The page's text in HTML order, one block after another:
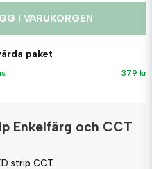
I VARUKORGEN
paket
379 kr
Enkelfärg och CCT
strip CCT